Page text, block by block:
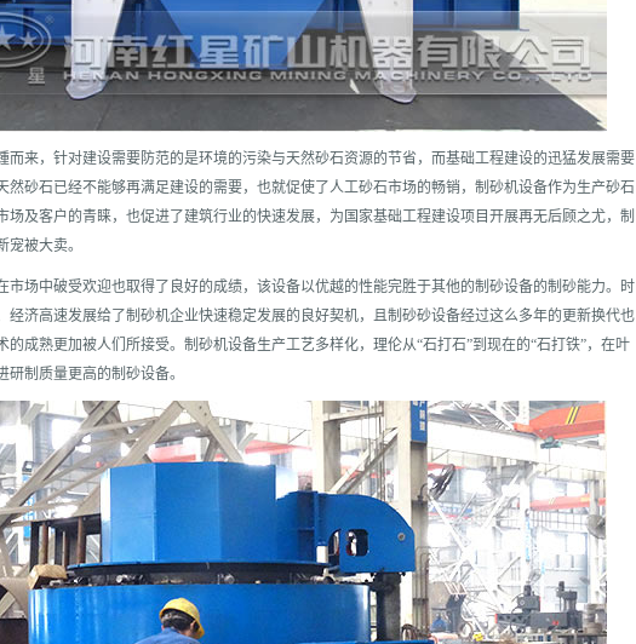
而来，针对建设需要防范的是环境的污染与天然砂石资源的节省，而基础工程建设的迅猛发展需要
然砂石已经不能够再满足建设的需要，也就促使了人工砂石市场的畅销，制砂机设备作为生产砂石
场及客户的青睐，也促进了建筑行业的快速发展，为国家基础工程建设项目开展再无后顾之尤，制
被大卖。
市场中破受欢迎也取得了良好的成绩，该设备以优越的性能完胜于其他的制砂设备的制砂能力。时
经济高速发展给了制砂机企业快速稳定发展的良好契机，且制砂砂设备经过这么多年的更新换代也
的成熟更加被人们所接受。制砂机设备生产工艺多样化，理伦从“石打石”到现在的“石打铁”，在叶
制质量更高的制砂设备。